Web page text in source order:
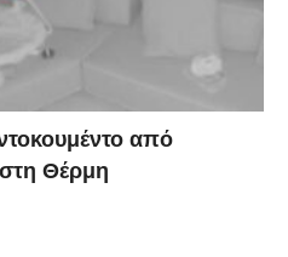
από
Θέρμη